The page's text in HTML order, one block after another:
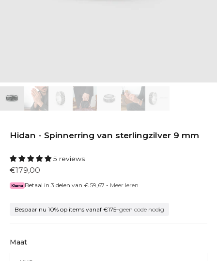
Hidan - Spinnerring van sterlingzilver 9 mm
5 reviews
€179,00
Betaal in 3 delen van € 59,67 - Meer leren
Bespaar nu 10% op items vanaf €175–geen code nodig
Maat